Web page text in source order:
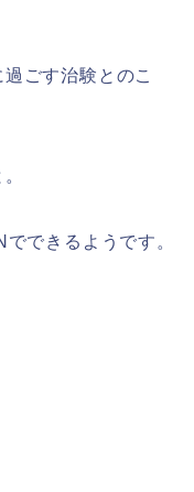
ごす治験とのこ
できるようです。